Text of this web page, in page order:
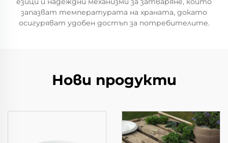
запазват температурата на храната, докато
осигуряват удобен достъп за потребителите.
Нови продукти